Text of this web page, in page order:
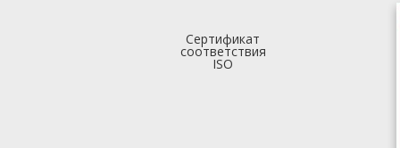
Сертификат
соответствия
ISO